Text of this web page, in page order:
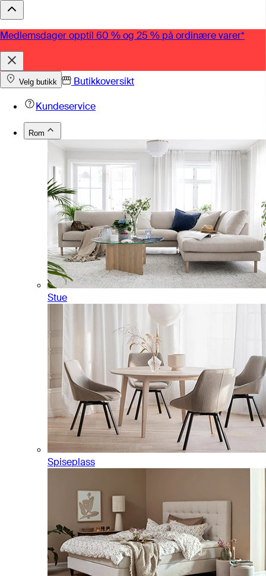
Medlemsdager opptil 60 % og 25 % på ordinære varer*
Velg butikk
Butikkoversikt
Kundeservice
Rom
Stue
Spiseplass